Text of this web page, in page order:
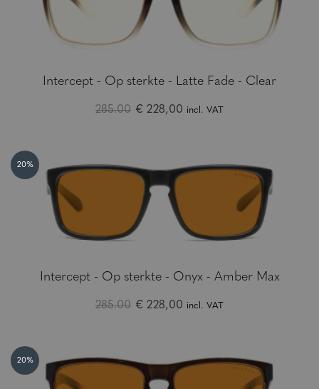
Intercept - Op sterkte - Latte Fade - Clear
285.00 € 228,00 incl. VAT
20%
Intercept - Op sterkte - Onyx - Amber Max
285.00 € 228,00 incl. VAT
20%